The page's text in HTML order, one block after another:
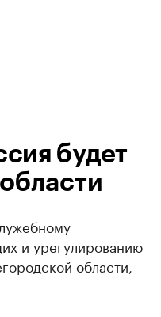
будет
и урегулированию
области,